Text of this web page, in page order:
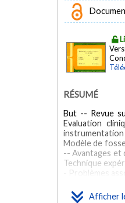
Afficher
RÉSUMÉ
But -- Revue
Evaluation
Modèle de
-- Avantages et
Technique
- Problèmes
optique --